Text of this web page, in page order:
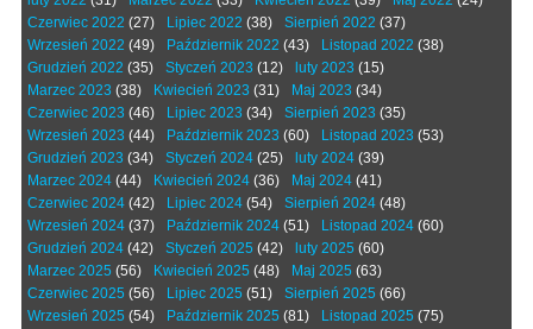
Czerwiec 2022 (27) Lipiec 2022 (38) Sierpień 2022 (37)
Wrzesień 2022 (49) Październik 2022 (43) Listopad 2022 (38)
Grudzień 2022 (35) Styczeń 2023 (12) luty 2023 (15)
Marzec 2023 (38) Kwiecień 2023 (31) Maj 2023 (34)
Czerwiec 2023 (46) Lipiec 2023 (34) Sierpień 2023 (35)
Wrzesień 2023 (44) Październik 2023 (60) Listopad 2023 (53)
Grudzień 2023 (34) Styczeń 2024 (25) luty 2024 (39)
Marzec 2024 (44) Kwiecień 2024 (36) Maj 2024 (41)
Czerwiec 2024 (42) Lipiec 2024 (54) Sierpień 2024 (48)
Wrzesień 2024 (37) Październik 2024 (51) Listopad 2024 (60)
Grudzień 2024 (42) Styczeń 2025 (42) luty 2025 (60)
Marzec 2025 (56) Kwiecień 2025 (48) Maj 2025 (63)
Czerwiec 2025 (56) Lipiec 2025 (51) Sierpień 2025 (66)
Wrzesień 2025 (54) Październik 2025 (81) Listopad 2025 (75)